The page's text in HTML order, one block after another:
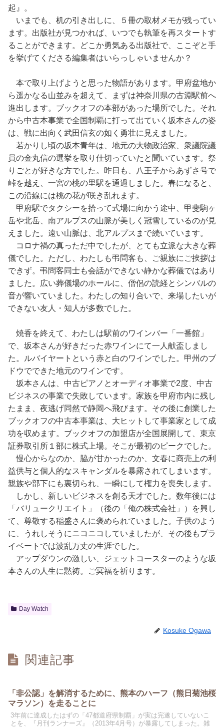
起』。
いまでも、机の引き出しに、５冊の取材メモが残ってい
ます。出版社が見つかれば、いつでも執筆を再スタートす
ることができます。どこか勇気ある出版社で、ここぞと手
を挙げてくださる編集者はいらっしゃいませんか？
本で取り上げようと思った物語があります。甲府盆地か
ら遥かなる山並みを超えて、まずは神奈川県の古淵駅前へ
進出します。ブックオフの本部があった場所でした。それ
から中古本事業で全国制覇に打って出ていく坂本さんの姿
は、戦に出向く武田信玄の如く勇壮に見えました。
若かりし頃の坂本青年は、地元の大物政治家、衆議院議
員の金丸信の選挙を取り仕切っていたと聞いています。祭
りごとが好きな方でした。昨日も、八王子からあずさ号で
峠を越え、一宮の桃の里駅を通過しました。春になると、
この沿線には桃の花が咲き乱れます。
甲府駅でタクシーを拾って式場に向かう途中、甲斐駒ヶ
岳や北岳、南アルプスの山脈が美しく冠雪しているのが見
えました。遠い山脈は、北アルプスまで続いています。
コロナ禍の真っただ中でしたが、とても立派な大きな葬
儀でした。ただし、わたしも弔問客も、ご親族にご挨拶は
できず。弔問客同士も会話ができない静かな葬儀ではあり
ました。広い葬儀場のホールに、僧侶の読経とシンバルの
音が響いていました。わたしの知り合いで、来場したいが
できない友人・知人が多数でした。
焼香を終えて、わたしは駅前のワインバー「一番館」
で、坂本さんが好きだった赤ワインにて一人献盃しまし
た。ルバイヤートという赤と白のワインでした。甲州のブ
ドウでできた地元のワインです。
坂本さんは、中古ピアノとオーディオ事業で2度、中古
ビジネスの事業で失敗しています。家族を甲府市内に残し
たまま、夜逃げ同然で静岡へ飛びます。その後に創業した
ブックオフの中古本事業は、大ヒットして事業家として成
功を収めます。ブックオフの加盟店が全国展開して、東京
証券取引所１部に株式上場。そこが最初のピークでした。
慢心からなのか、脇が甘かったのか、文春に商売上の利
益供与と個人的なスキャンダルを暴露されてしまいます。
親族や部下にも裏切られ、一瞬にして権力を喪失します。
しかし、新しいビジネスを創る天才でした。数年後には
「バリュークリエイト」（後の「俺の株式会社」）を興し
て、尊敬する稲盛さんに褒められていました。子供のよう
に、うれしそうにニコニコしていましたが、その後もプラ
イベートでは波乱万丈の生涯でした。
アップダウンの激しい、ジェットコースターのような坂
本さんの人生に黙祷。ご冥福を祈ります。
Day Watch
Kosuke Ogawa
関連記事
「非公認」を解消するために、熊本のハーフ（熊日菊池桜
マラソン）を走ることに
3年前に達成したはずの「47都道府県制覇」が実は完遂していないこ
とを、『月刊ランナーズ』（2013年4月号）が暴露してしまった。雑